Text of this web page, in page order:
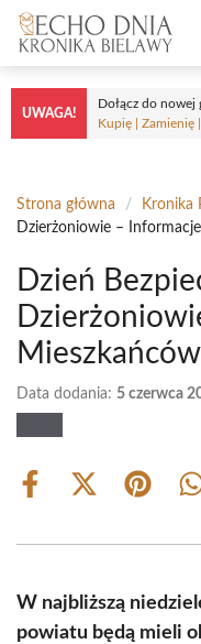
Przejdź
treści
UWAGA!
Dołącz do nowej
Kupię | Zamienię
Strona główna / Kronika
Dzierżoniowie –
Dzień
Mieszkańców
Data dodania: 5 czerwca
Share
Share
(Twitter)
Share
W najbliższą
powiatu będą mieli